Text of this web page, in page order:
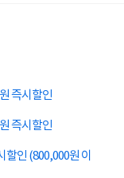
즉시할인
즉시할인
할인 (800,000원 이